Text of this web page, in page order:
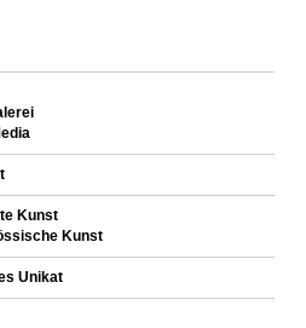
Kunst
Kunst
Unikat